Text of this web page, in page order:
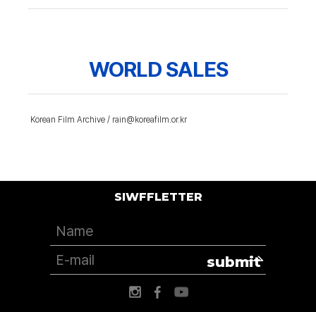
WORLD SALES
Korean Film Archive / rain@koreafilm.or.kr
SIWFFLETTER
submit